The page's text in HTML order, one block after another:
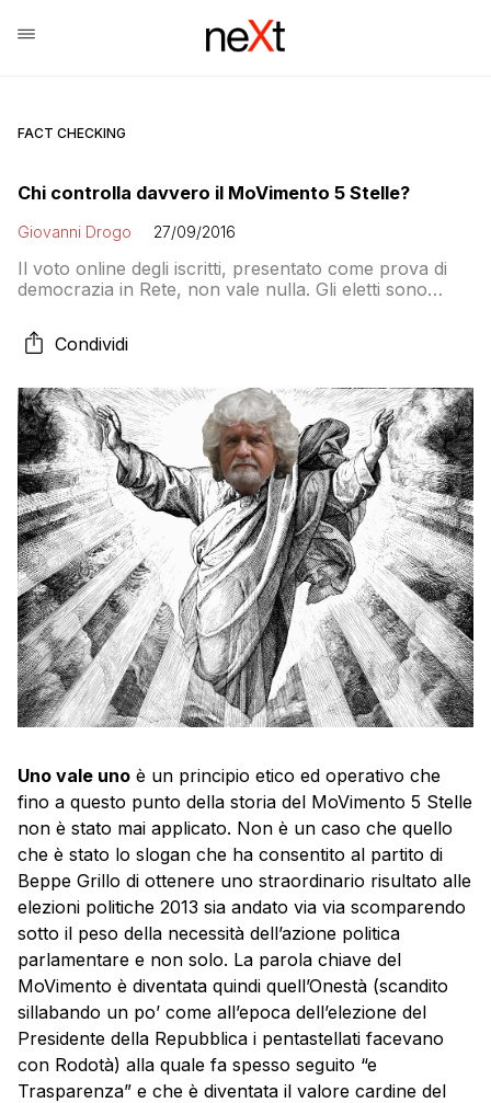
FACT CHECKING
Chi controlla davvero il MoVimento 5 Stelle?
Giovanni Drogo 27/09/2016
Il voto online degli iscritti, presentato come prova di
democrazia in Rete, non vale nulla. Gli eletti sono
del partito. La storia dell’associazione che controlla il
Movimento 5 Stelle, ovvero come Grillo ha intenzione
facendo finta di aver dato tutto il potere alla Rete per
le modifiche al Non Statuto e al Regolamento
Condividi
Uno vale uno è un principio etico ed operativo che
fino a questo punto della storia del MoVimento 5 Stelle
non è stato mai applicato. Non è un caso che quello
che è stato lo slogan che ha consentito al partito di
Beppe Grillo di ottenere uno straordinario risultato alle
elezioni politiche 2013 sia andato via via scomparendo
sotto il peso della necessità dell’azione politica
parlamentare e non solo. La parola chiave del
MoVimento è diventata quindi quell’Onestà (scandito
sillabando un po’ come all’epoca dell’elezione del
Presidente della Repubblica i pentastellati facevano
con Rodotà) alla quale fa spesso seguito “e
Trasparenza” e che è diventata il valore cardine del